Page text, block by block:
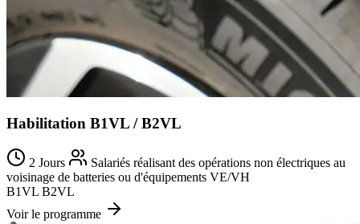
Habilitation B1VL / B2VL
2 Jours
Salariés réalisant des opérations non électriques au
voisinage de batteries ou d'équipements VE/VH
B1VL B2VL
Voir le programme